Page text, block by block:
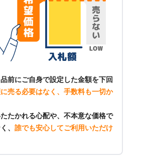
前にご自身で設定した金額を下回
売る必要はなく、手数料も一切か
たかれる心配や、不本意な価格で
、 誰でも安心してご利用いただけ